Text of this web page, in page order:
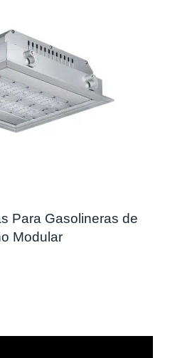
Para Gasolineras de
Modular